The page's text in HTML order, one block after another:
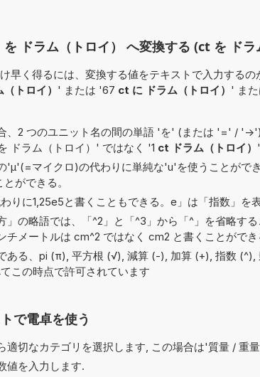
ドラム（トロイ） へ変換する (ct を ド
早く得るには、変換する値をテキストで入力するの
トロイ） ' または '67 ct に ドラム（トロイ） ' ま
、2 つのユニット名の間の単語 'を' (または '=' / '-
ドラム（トロイ）' ではなく '1 ct ドラム（トロイ）
'μ'(=マイクロ)の代わりに単純な'u'を使うことがで
ができる。
りに1,25e5と書くこともできる。e」は「指数」を表
」の略語では、「^2」と「^3」から「^」を省略す
チメートルは cm^2 ではなく cm2 と書くことができ
ある、pi (π), 平方根 (√), 減算 (-), 加算 (+), 指数 (^),
この時点で許可されています
で電卓を使う
適切なカテゴリを選択します, この場合は'質量 / 重量
値を入力します.